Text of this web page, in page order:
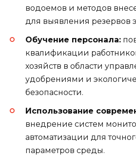
водоемов и методов
для выявления резервов
Обучение персонала:
квалификации
хозяйств в области
удобрениями и
безопасности.
Использование
внедрение систем
автоматизации для
параметров среды.